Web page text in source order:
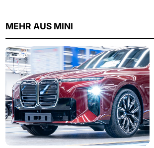
MEHR AUS MINI